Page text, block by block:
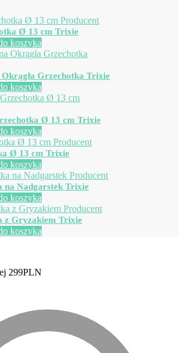
Ø 13 cm Trixie
koszyka
Grzechotka Trixie
koszyka
Ø 13 cm Trixie
koszyka
Ø 13 cm Trixie
koszyka
na Nadgarstek Trixie
koszyka
z Gryzakiem Trixie
koszyka
299PLN